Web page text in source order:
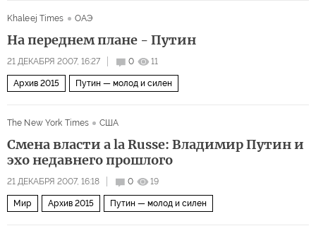
Khaleej Times ОАЭ
На переднем плане - Путин
21 ДЕКАБРЯ 2007, 16:27 0 11
Архив 2015 Путин — молод и силен
The New York Times США
Смена власти a la Russe: Владимир Путин и
эхо недавнего прошлого
21 ДЕКАБРЯ 2007, 16:18 0 19
Мир Архив 2015 Путин — молод и силен